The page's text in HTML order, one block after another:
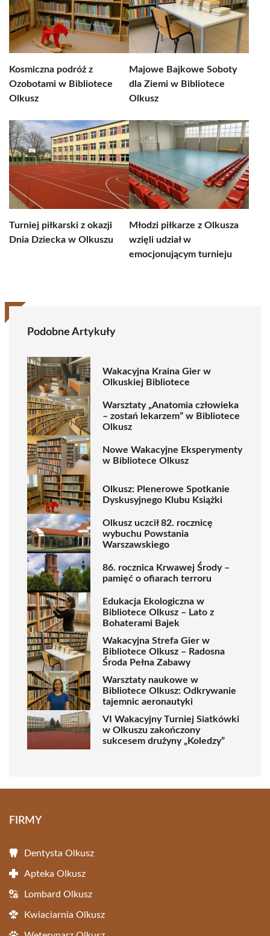
Kosmiczna podróż z
Ozobotami w Bibliotece
Olkusz
Majowe Bajkowe Soboty
dla Ziemi w Bibliotece
Olkusz
Turniej piłkarski z okazji
Dnia Dziecka w Olkuszu
Młodzi piłkarze z Olkusza
wzięli udział w
emocjonującym turnieju
Podobne Artykuły
Wakacyjna Kraina Gier w
Olkuskiej Bibliotece
Warsztaty „Anatomia człowieka
– zostań lekarzem” w Bibliotece
Olkusz
Nowe Wakacyjne Eksperymenty
w Bibliotece Olkusz
Olkusz: Plenerowe Spotkanie
Dyskusyjnego Klubu Książki
Olkusz uczcił 82. rocznicę
wybuchu Powstania
Warszawskiego
86. rocznica Krwawej Środy –
pamięć o ofiarach terroru
Edukacja Ekologiczna w
Bibliotece Olkusz – Lato z
Bohaterami Bajek
Wakacyjna Strefa Gier w
Bibliotece Olkusz – Radosna
Środa Pełna Zabawy
Warsztaty naukowe w
Bibliotece Olkusz: Odkrywanie
tajemnic aeronautyki
VI Wakacyjny Turniej Siatkówki
w Olkuszu zakończony
sukcesem drużyny „Koledzy”
FIRMY
Dentysta Olkusz
Apteka Olkusz
Lombard Olkusz
Kwiaciarnia Olkusz